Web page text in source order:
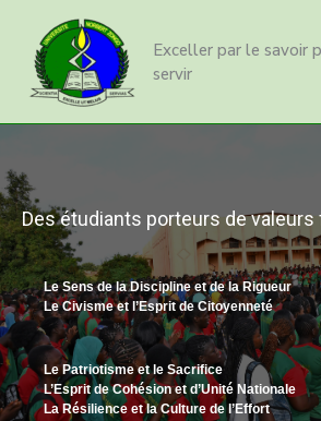
contenu
Exceller par le savoir
servir
Des étudiants porteurs de
Le Sens de la Discipline et de la Rigueur
Le Civisme et l’Esprit de Citoyenneté
Le Patriotisme et le Sacrifice
L’Esprit de Cohésion et d’Unité Nationale
La Résilience et la Culture de l’Effort